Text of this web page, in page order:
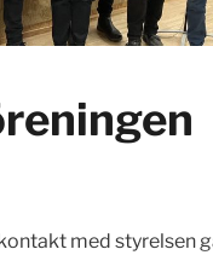
med styrelsen